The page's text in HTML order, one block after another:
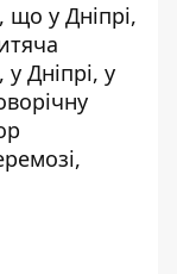
що у Дніпрі,
у Дніпрі, у